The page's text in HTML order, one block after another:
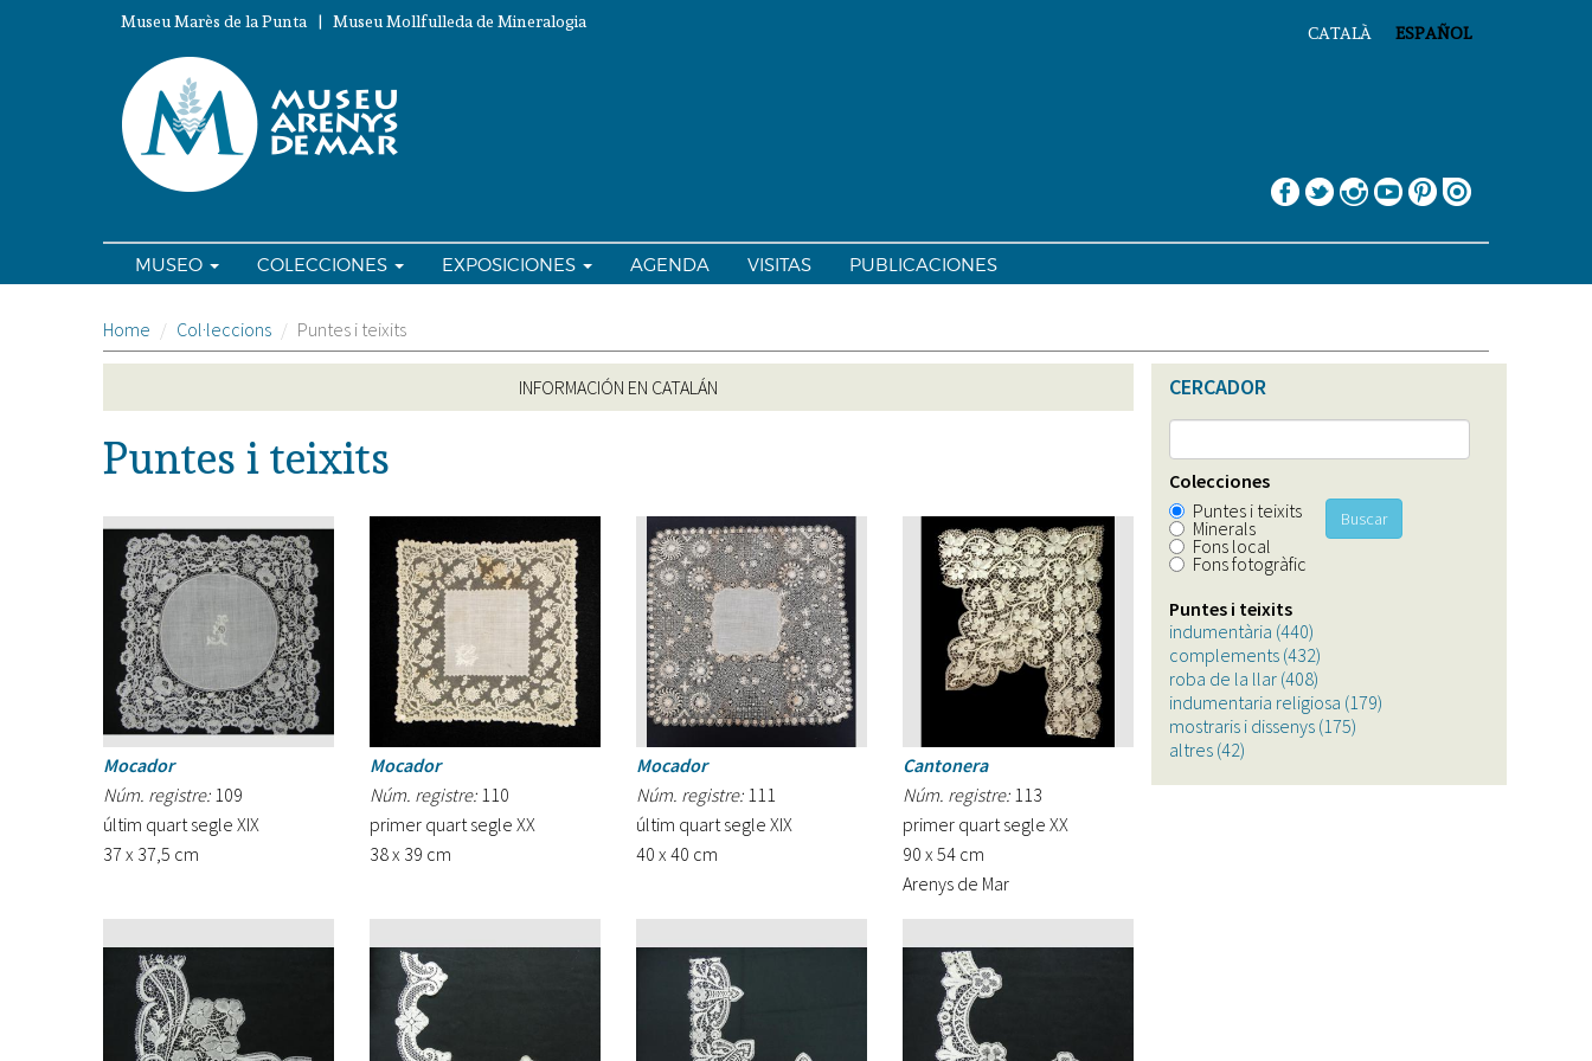
ESPAÑOL
CATALÀ
Museu Marès de la Punta | Museu Mollfulleda de Mineralogia
MUSEO COLECCIONES EXPOSICIONES AGENDA VISITAS PUBLICACIONES
Home Col·leccions Puntes i teixits
INFORMACIÓN EN CATALÁN
Puntes i teixits
Mocador
Núm. registre: 109
últim quart segle XIX
37 x 37,5 cm
Mocador
Núm. registre: 110
primer quart segle XX
38 x 39 cm
Mocador
Núm. registre: 111
últim quart segle XIX
40 x 40 cm
Cantonera
Núm. registre: 113
primer quart segle XX
90 x 54 cm
Arenys de Mar
CERCADOR
Colecciones
Puntes i teixits
Minerals
Fons local
Fons fotogràfic
Buscar
Puntes i teixits
indumentària (440)
indumentària
filter
complements (432)
filter
roba de la llar (408)
roba
de
indumentaria religiosa (179)
mostraris i dissenys (175)
altres (42)